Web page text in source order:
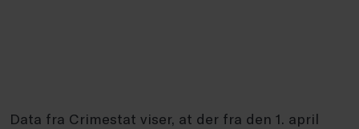
Data fra Crimestat viser, at der fra den 1. april